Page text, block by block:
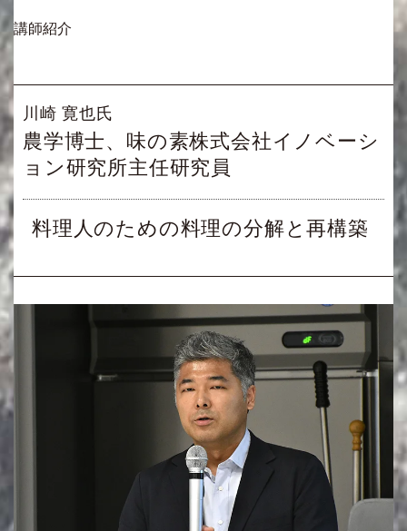
講師紹介
川崎 寛也氏
農学博士、味の素株式会社イノベーシ
ョン研究所主任研究員
料理人のための料理の分解と再構築